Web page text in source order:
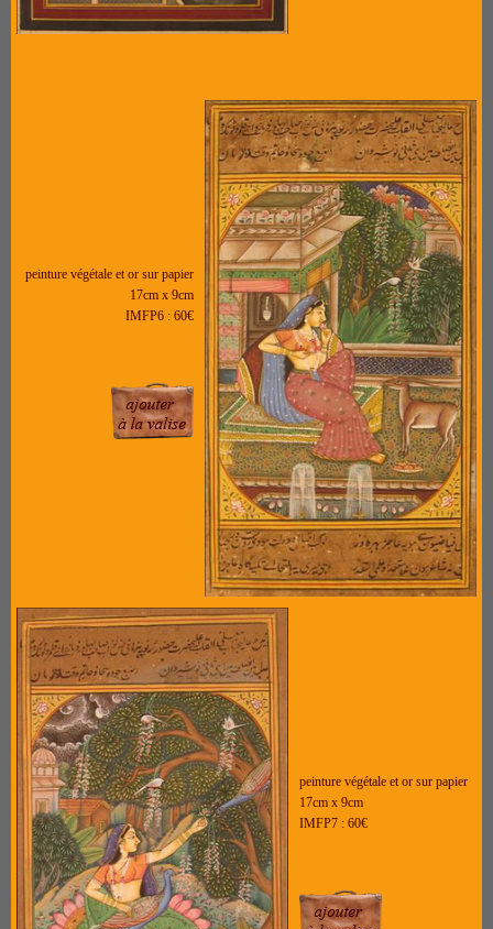
peinture végétale et or sur papier
17cm x 9cm
IMFP6 : 60€
peinture végétale et or sur papier
17cm x 9cm
IMFP7 : 60€